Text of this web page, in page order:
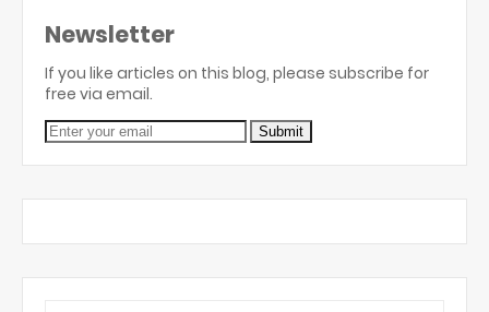
Newsletter
If you like articles on this blog, please subscribe for
free via email.